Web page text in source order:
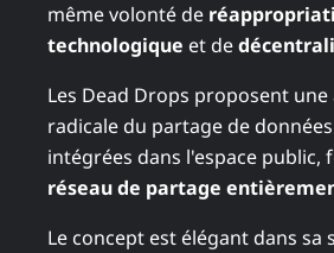
même volonté de
technologique et de
Les Dead Drops proposent
radicale du partage de données
intégrées dans l'espace public,
réseau de partage
Le concept est élégant dans sa